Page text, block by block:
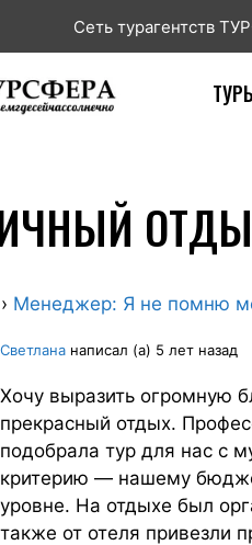
Сеть турагентств
› Менеджер: Я не помню
Светлана написал (а) 5 лет назад
Хочу выразить огромную
прекрасный отдых.
подобрала тур для нас с
критерию — нашему
уровне. На отдыхе был
также от отеля привезли